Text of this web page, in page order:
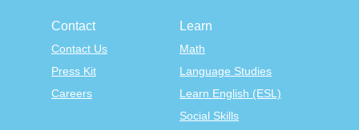
Contact
Contact Us
Press Kit
Careers
Learn
Math
Language Studies
Learn English (ESL)
Social Skills